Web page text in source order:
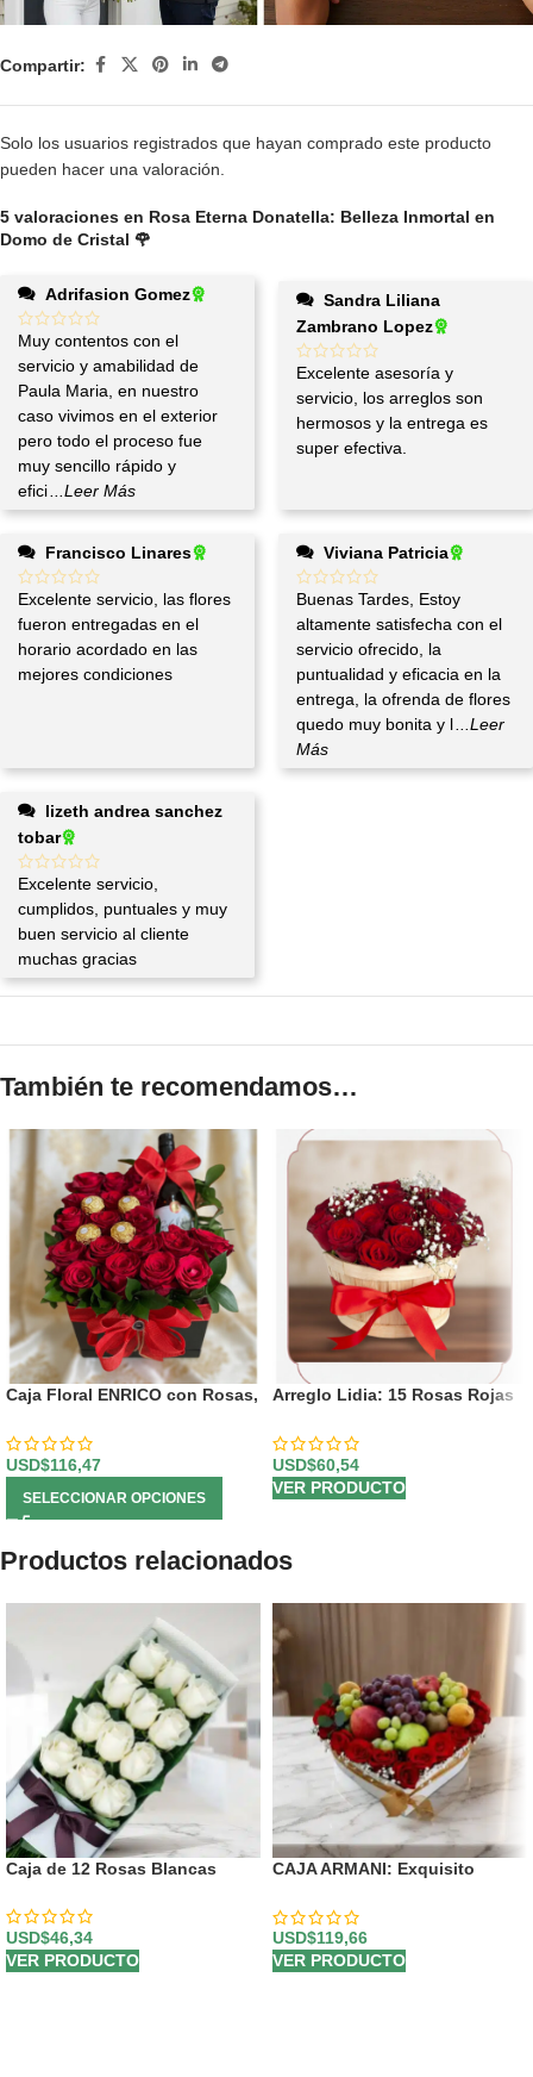
Compartir:
5 valoraciones en Rosa Eterna Donatella: Belleza Inmortal en
Domo de Cristal 🌹
Adrifasion Gomez
Muy contentos con el
servicio y amabilidad de
Paula Maria, en nuestro
caso vivimos en el exterior
pero todo el proceso fue
muy sencillo rápido y
efici
...Leer Más
Zambrano Lopez
Excelente asesoría y
servicio, los arreglos son
hermosos y la entrega es
super efectiva.
Francisco Linares
Excelente servicio, las flores
fueron entregadas en el
horario acordado en las
mejores condiciones
Viviana Patricia
Buenas Tardes, Estoy
altamente satisfecha con el
servicio ofrecido, la
puntualidad y eficacia en la
entrega, la ofrenda de flores
quedo muy bonita y l
...Leer
Más
tobar
Excelente servicio,
cumplidos, puntuales y muy
buen servicio al cliente
muchas gracias
Solo los usuarios registrados que hayan comprado este producto
pueden hacer una valoración.
También te recomendamos…
Caja Floral ENRICO con Rosas,
USD$116,47
SELECCIONAR OPCIONES
Arreglo Lidia: 15 Rosas Rojas
USD$60,54
VER PRODUCTO
Productos relacionados
Caja de 12 Rosas Blancas
USD$46,34
VER PRODUCTO
CAJA ARMANI: Exquisito
Rojas en Corazón 🌹
USD$119,66
VER PRODUCTO